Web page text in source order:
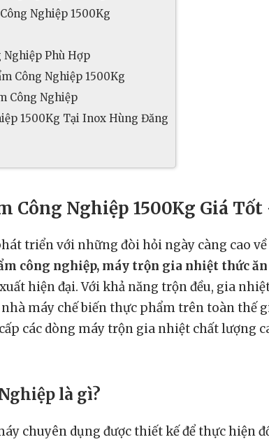
Nghiệp 1500Kg
Nghiệp Phù Hợp
Công Nghiệp 1500Kg
Công Nghiệp
1500Kg Tại Inox Hùng Đăng
Công Nghiệp 1500Kg Giá
triển với những đòi hỏi ngày càng cao về
công nghiệp, máy trộn gia nhiệt thức
hiện đại. Với khả năng trộn đều, gia
máy chế biến thực phẩm trên toàn thế
các dòng máy trộn gia nhiệt chất lượng
là gì?
chuyên dụng được thiết kế để thực hiện